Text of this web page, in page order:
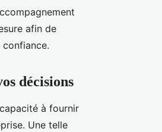
afin de
décisions
à fournir
Une telle